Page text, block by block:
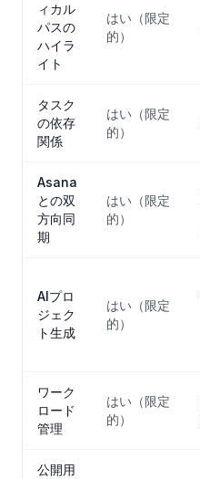
ィカル
パスの
ハイラ
イト
はい（限定
的）
タスク
の依存
関係
はい（限定
的）
Asana
との双
方向同
期
はい（限定
的）
AIプロ
ジェク
ト生成
はい（限定
的）
ワーク
ロード
管理
はい（限定
的）
公開用